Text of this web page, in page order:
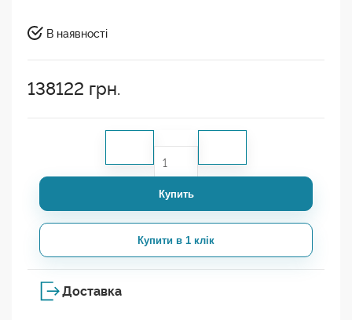
В наявності
138122 грн.
Купить
Купити в 1 клік
Доставка